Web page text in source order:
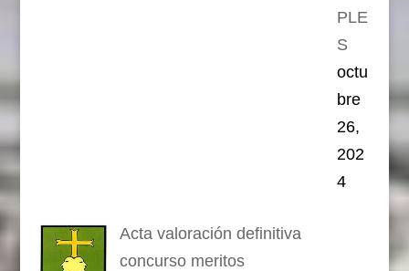
PLE
S
octu
bre
26,
202
4
Acta valoración definitiva
concurso meritos